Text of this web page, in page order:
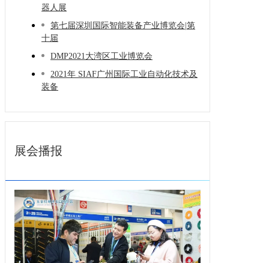
器人展
第七届深圳国际智能装备产业博览会|第
十届
DMP2021大湾区工业博览会
2021年 SIAF广州国际工业自动化技术及
装备
展会播报